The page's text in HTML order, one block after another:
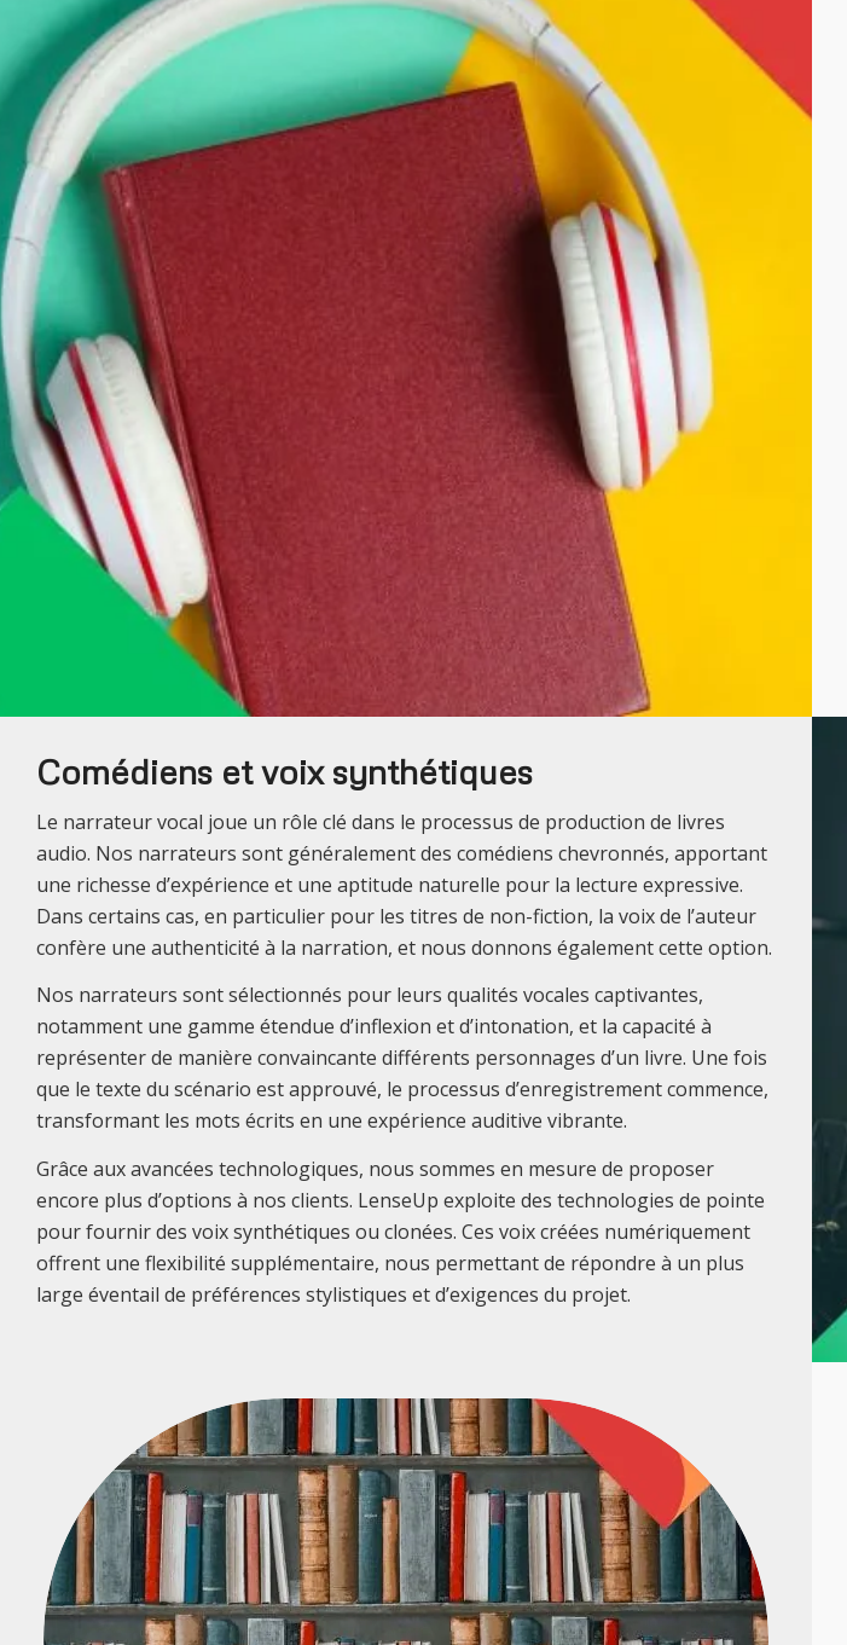
Comédiens et voix synthétiques
Le narrateur vocal joue un rôle clé dans le processus de production de livres
audio. Nos narrateurs sont généralement des comédiens chevronnés, apportant
une richesse d’expérience et une aptitude naturelle pour la lecture expressive.
Dans certains cas, en particulier pour les titres de non-fiction, la voix de l’auteur
confère une authenticité à la narration, et nous donnons également cette option.
Nos narrateurs sont sélectionnés pour leurs qualités vocales captivantes,
notamment une gamme étendue d’inflexion et d’intonation, et la capacité à
représenter de manière convaincante différents personnages d’un livre. Une fois
que le texte du scénario est approuvé, le processus d’enregistrement commence,
transformant les mots écrits en une expérience auditive vibrante.
Grâce aux avancées technologiques, nous sommes en mesure de proposer
encore plus d’options à nos clients. LenseUp exploite des technologies de pointe
pour fournir des voix synthétiques ou clonées. Ces voix créées numériquement
offrent une flexibilité supplémentaire, nous permettant de répondre à un plus
large éventail de préférences stylistiques et d’exigences du projet.